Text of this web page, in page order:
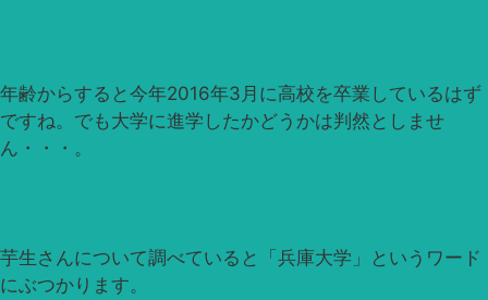
年齢からすると今年2016年3月に高校を卒業しているはず
ですね。でも大学に進学したかどうかは判然としませ
ん・・・。
芋生さんについて調べていると「兵庫大学」というワード
にぶつかります。